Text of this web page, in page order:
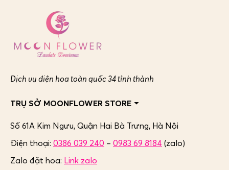
Dịch vụ điện hoa toàn quốc 34 tỉnh thành
TRỤ SỞ MOONFLOWER STORE
Số 61A Kim Ngưu, Quận Hai Bà Trưng, Hà Nội
Điện thoại: 0386 039 240 – 0983 69 8184 (zalo)
Zalo đặt hoa: Link zalo